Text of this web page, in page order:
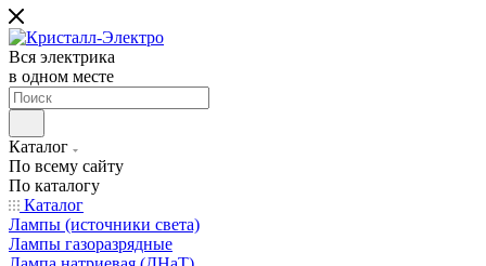
Вся электрика
в одном месте
Каталог
По всему сайту
По каталогу
Каталог
Лампы (источники света)
Лампы газоразрядные